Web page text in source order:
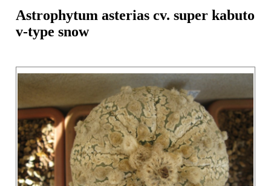
Astrophytum asterias cv. super kabuto
v-type snow